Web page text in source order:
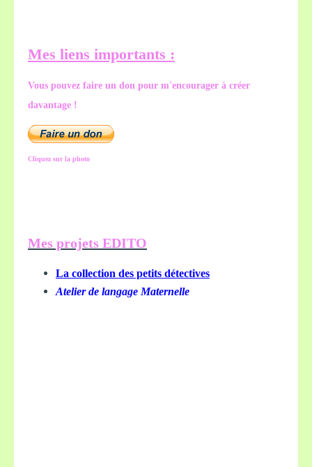
Mes liens importants :
Vous pouvez faire un don pour m'encourager à créer
davantage !
Cliquez sur la photo
Mes projets EDITO
La collection des petits détectives
Atelier de langage Maternelle